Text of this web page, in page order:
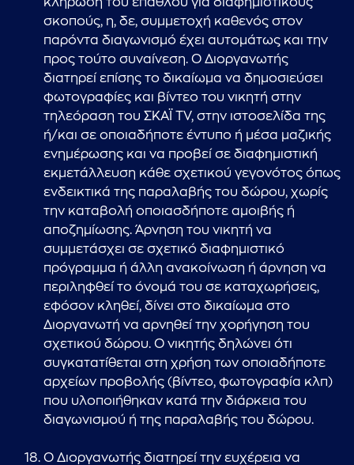
σκοπούς, η, δε, συμμετοχή καθενός στον
παρόντα διαγωνισμό έχει αυτομάτως και την
προς τούτο συναίνεση. Ο Διοργανωτής
διατηρεί επίσης το δικαίωμα να δημοσιεύσει
φωτογραφίες και βίντεο του νικητή στην
τηλεόραση του ΣΚΑΪ TV, στην ιστοσελίδα της
ή/και σε οποιαδήποτε έντυπο ή μέσα μαζικής
ενημέρωσης και να προβεί σε διαφημιστική
εκμετάλλευση κάθε σχετικού γεγονότος όπως
ενδεικτικά της παραλαβής του δώρου, χωρίς
την καταβολή οποιασδήποτε αμοιβής ή
αποζημίωσης. Άρνηση του νικητή να
συμμετάσχει σε σχετικό διαφημιστικό
πρόγραμμα ή άλλη ανακοίνωση ή άρνηση να
περιληφθεί το όνομά του σε καταχωρήσεις,
εφόσον κληθεί, δίνει στο δικαίωμα στο
Διοργανωτή να αρνηθεί την χορήγηση του
σχετικού δώρου. Ο νικητής δηλώνει ότι
συγκατατίθεται στη χρήση των οποιαδήποτε
αρχείων προβολής (βίντεο, φωτογραφία κλπ)
που υλοποιήθηκαν κατά την διάρκεια του
διαγωνισμού ή της παραλαβής του δώρου.
Ο Διοργανωτής διατηρεί την ευχέρεια να